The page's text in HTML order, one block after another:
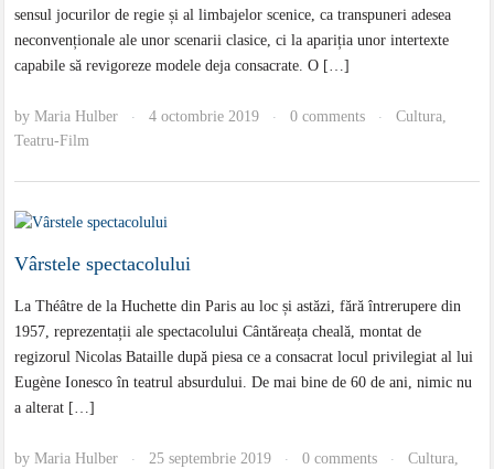
sensul jocurilor de regie și al limbajelor scenice, ca transpuneri adesea
neconvenționale ale unor scenarii clasice, ci la apariția unor intertexte
capabile să revigoreze modele deja consacrate. O […]
byMaria Hulber · 4 octombrie 2019 · 0 comments · Cultura,
Teatru-Film
Vârstele spectacolului
La Théâtre de la Huchette din Paris au loc și astăzi, fără întrerupere din
1957, reprezentații ale spectacolului Cântăreața cheală, montat de
regizorul Nicolas Bataille după piesa ce a consacrat locul privilegiat al lui
Eugène Ionesco în teatrul absurdului. De mai bine de 60 de ani, nimic nu
a alterat […]
byMaria Hulber · 25 septembrie 2019 · 0 comments · Cultura,